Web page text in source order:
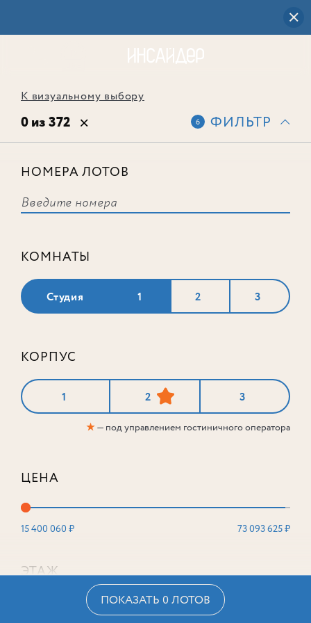
К визуальному выбору
0 из 372 6 ФИЛЬТР
НОМЕРА ЛОТОВ
КОМНАТЫ
Студия 1 2 3
КОРПУС
1 2 3
★— под управлением гостиничного оператора
ЦЕНА
15 400 060 ₽ 73 093 625 ₽
ЭТАЖ
ПОКАЗАТЬ 0 ЛОТОВ
соответствует ни одного лота